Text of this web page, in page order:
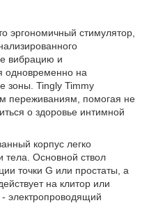
эргономичный стимулятор,
вибрацию и
одновременно на
зоны. Tingly Timmy
переживаниям, помогая не
о здоровье интимной
корпус легко
тела. Основной ствол
точки G или простаты, а
на клитор или
электропроводящий